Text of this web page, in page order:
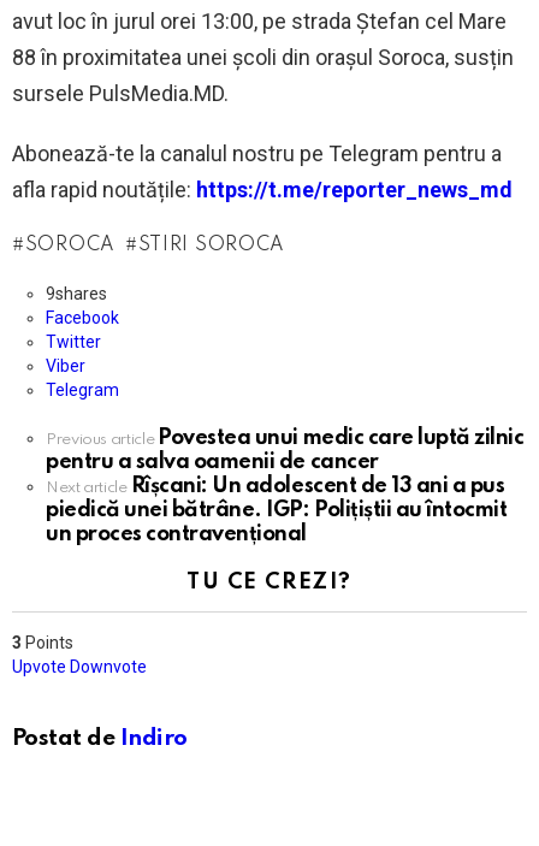
avut loc în jurul orei 13:00, pe strada Ștefan cel Mare
88 în proximitatea unei școli din orașul Soroca, susțin
sursele PulsMedia.MD.
Abonează-te la canalul nostru pe Telegram pentru a
afla rapid noutățile: https://t.me/reporter_news_md
SOROCA STIRI SOROCA
9shares
Facebook
Twitter
Viber
Telegram
See
more
Previous article Povestea unui medic care luptă zilnic
pentru a salva oamenii de cancer
Next article Rîșcani: Un adolescent de 13 ani a pus
piedică unei bătrâne. IGP: Polițiștii au întocmit
un proces contravențional
TU CE CREZI?
3 Points
Upvote Downvote
Postat de Indiro